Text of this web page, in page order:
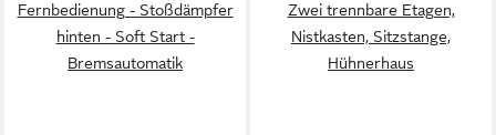
Fernbedienung - Stoßdämpfer
hinten - Soft Start -
Bremsautomatik
Zwei trennbare Etagen,
Nistkasten, Sitzstange,
Hühnerhaus